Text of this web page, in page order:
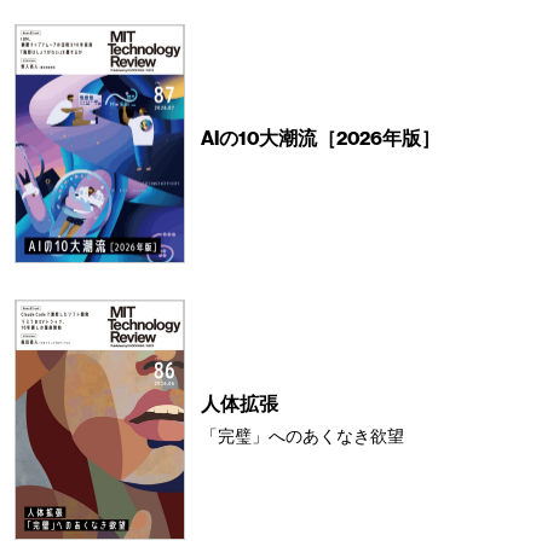
AIの10大潮流［2026年版］
人体拡張
「完璧」へのあくなき欲望